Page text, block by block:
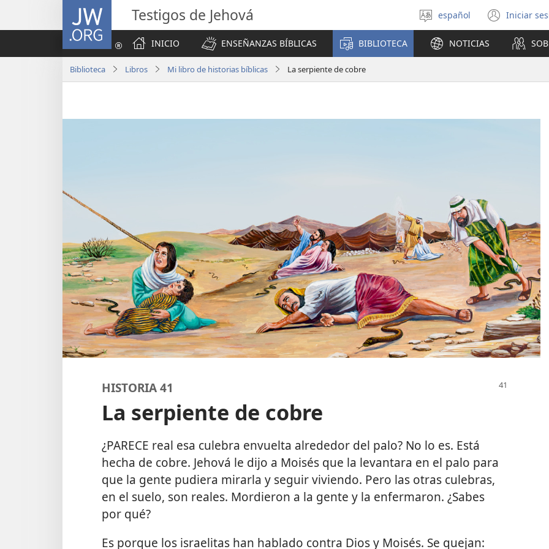
JW.ORG Testigos de Jehová
Seleccionar
idioma
español Iniciar(abre
una
nueva
INICIO
ENSEÑANZAS BÍBLICAS BIBLIOTECA NOTICIAS
Biblioteca Libros Mi libro de historias bíblicas La serpiente de cobre
HISTORIA 41
La serpiente de cobre
¿PARECE real esa culebra envuelta alrededor del palo? No lo es. Está
hecha de cobre. Jehová le dijo a Moisés que la levantara en el palo para
que la gente pudiera mirarla y seguir viviendo. Pero las otras culebras,
en el suelo, son reales. Mordieron a la gente y la enfermaron. ¿Sabes
por qué?
Es porque los israelitas han hablado contra Dios y Moisés. Se quejan: